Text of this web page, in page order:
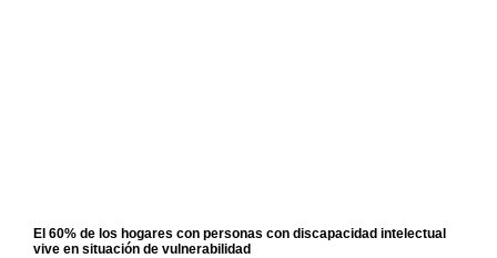
El 60% de los hogares con personas con discapacidad intelectual
vive en situación de vulnerabilidad